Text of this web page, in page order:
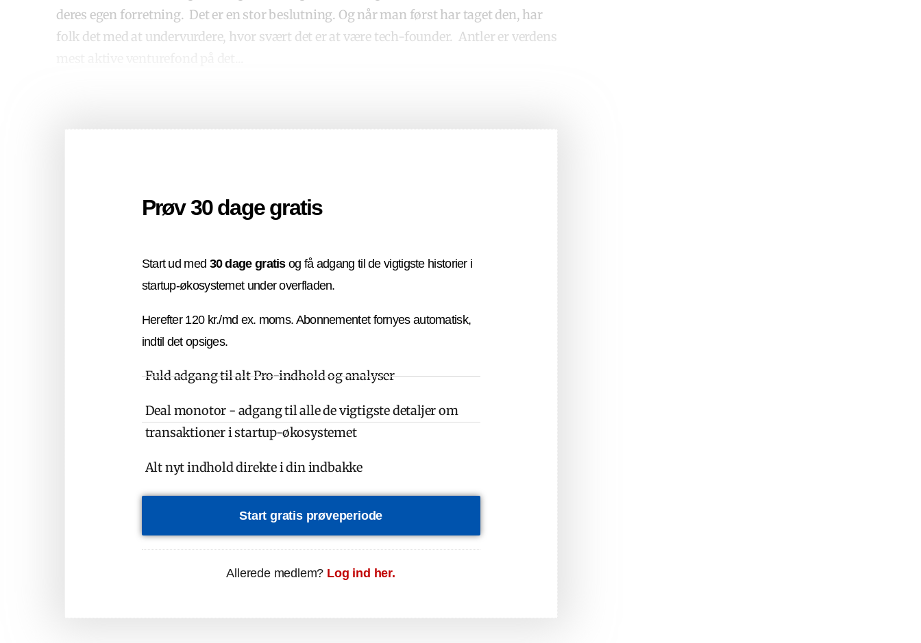
deres egen forretning. Det er en stor beslutning. Og når man først har taget den, har
folk det med at undervurdere, hvor svært det er at være tech-founder. Antler er verdens
Prøv 30 dage gratis
Start ud med 30 dage gratisog få adgang til de vigtigste historier i
startup-økosystemet under overfladen.
Herefter 120 kr./md ex. moms. Abonnementet fornyes automatisk,
indtil det opsiges.
Fuld adgang til alt Pro-indhold og analyser
Deal monotor - adgang til alle de vigtigste detaljer om
transaktioner i startup-økosystemet
Alt nyt indhold direkte i din indbakke
Start gratis prøveperiode
Allerede medlem? Log ind her.